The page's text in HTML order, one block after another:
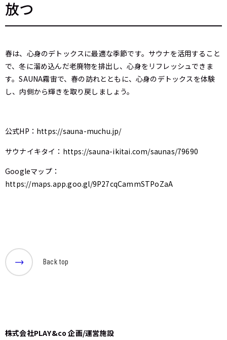
放つ
春は、心身のデトックスに最適な季節です。サウナを活用すること
で、冬に溜め込んだ老廃物を排出し、心身をリフレッシュできま
す。SAUNA霧宙で、春の訪れとともに、心身のデトックスを体験
し、内側から輝きを取り戻しましょう。
公式HP： https://sauna-muchu.jp/
サウナイキタイ： https://sauna-ikitai.com/saunas/79690
Googleマップ：
https://maps.app.goo.gl/9P27cqCammSTPoZaA
Back top
株式会社PLAY&co 企画/運営施設